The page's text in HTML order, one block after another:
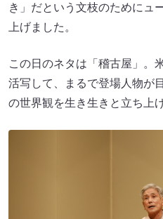
き」だという文枝のためにュ
上げました。
この日のネタは「稽古屋」。
活写して、まるで登場人物が
の世界観を生き生きと立ち上